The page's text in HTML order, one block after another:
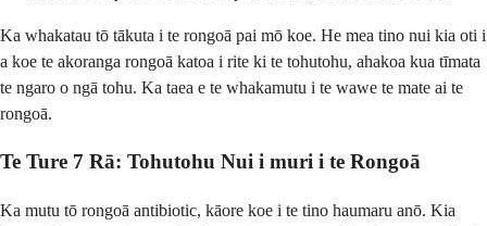
Ka whakatau tō tākuta i te rongoā pai mō koe. He mea tino nui kia oti i
a koe te akoranga rongoā katoa i rite ki te tohutohu, ahakoa kua tīmata
te ngaro o ngā tohu. Ka taea e te whakamutu i te wawe te mate ai te
rongoā.
Te Ture 7 Rā: Tohutohu Nui i muri i te Rongoā
Ka mutu tō rongoā antibiotic, kāore koe i te tino haumaru anō. Kia